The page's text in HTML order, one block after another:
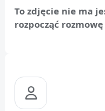
To zdjęcie nie ma
rozpocząć